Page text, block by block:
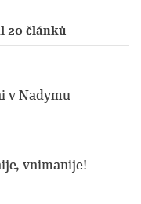
20 článků
v Nadymu
vnimanije!